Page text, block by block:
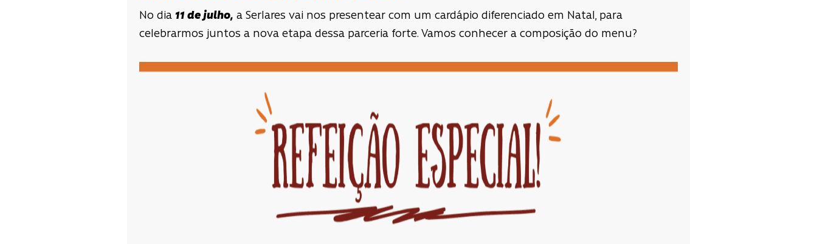
No dia 11 de julho, a Serlares vai nos presentear com um cardápio diferenciado em Natal, para
celebrarmos juntos a nova etapa dessa parceria forte. Vamos conhecer a composição do menu?